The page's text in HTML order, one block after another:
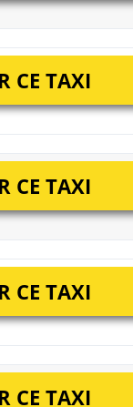
CE TAXI
CE TAXI
CE TAXI
CE TAXI